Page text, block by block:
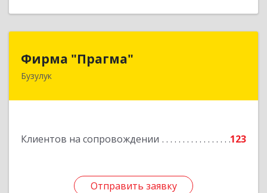
Фирма "Прагма"
Бузулук
Клиентов на сопровождении 123
Отправить заявку
461040, Оренбургская обл, Бузулукский р-н,
Отправить заявку